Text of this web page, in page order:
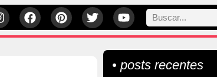
• posts recentes